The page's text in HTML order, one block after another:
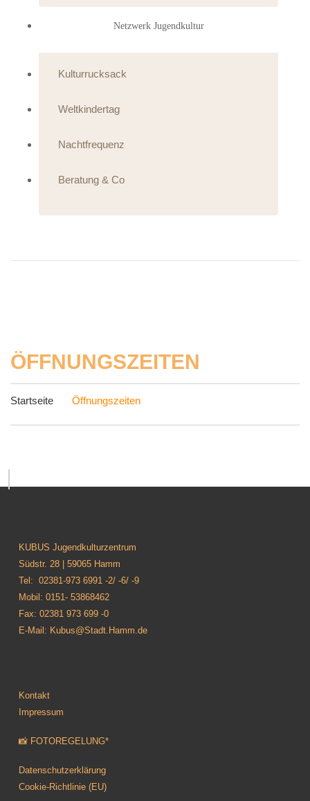
Netzwerk Jugendkultur
Kulturrucksack
Weltkindertag
Nachtfrequenz
Beratung & Co
ÖFFNUNGSZEITEN
Startseite Öffnungszeiten
KUBUS Jugendkulturzentrum
Südstr. 28 | 59065 Hamm
Tel: 02381-973 6991 -2/ -6/ -9
Mobil: 0151- 53868462
Fax: 02381 973 699 -0
E-Mail: Kubus@Stadt.Hamm.de
Kontakt
Impressum
📸 FOTOREGELUNG*
Datenschutzerklärung
Cookie-Richtlinie (EU)